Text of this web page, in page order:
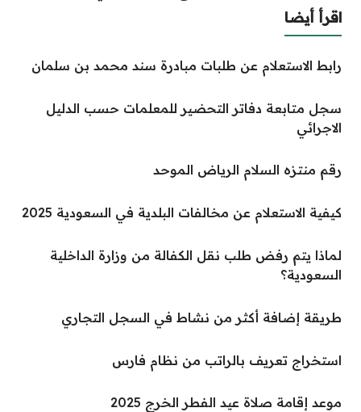
اقرأ أيضا
رابط الاستعلام عن طلبات مبادرة سند محمد بن سلمان
سجل متابعة دفاتر التحضير للمعلمات حسب الدليل
الاجرائي
رقم منتزه السلام الرياض الموحد
كيفية الاستعلام عن مخالفات البلدية في السعودية 2025
لماذا يتم رفض طلب نقل الكفالة من وزارة الداخلية
السعودية؟
طريقة إضافة أكثر من نشاط في السجل التجاري
استخراج تعريف بالراتب من نظام فارس
موعد إقامة صلاة عيد الفطر الخرج 2025